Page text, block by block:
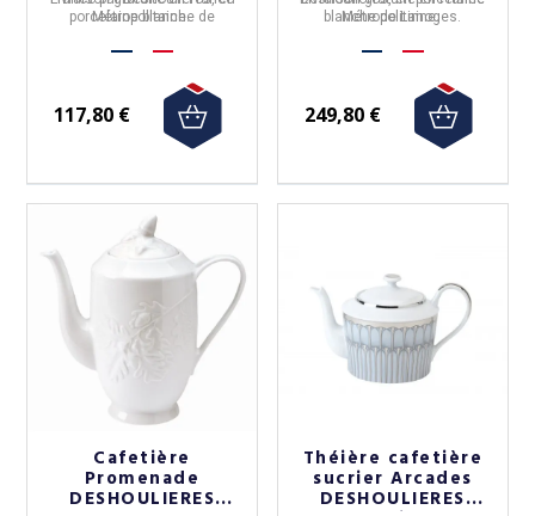
porcelaineblanche de
Métropolitaine.
117,80 €
blanche de Limoges.
Métropolitaine.
249,80 €
Cafetière
Promenade
DESHOULIERES
Théière cafetière
sucrier Arcades
DESHOULIERES